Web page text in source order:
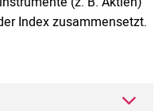
Index zusammensetzt.